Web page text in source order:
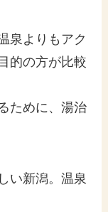
泉よりもアク
的の方が比較
ために、湯治
い新潟。温泉